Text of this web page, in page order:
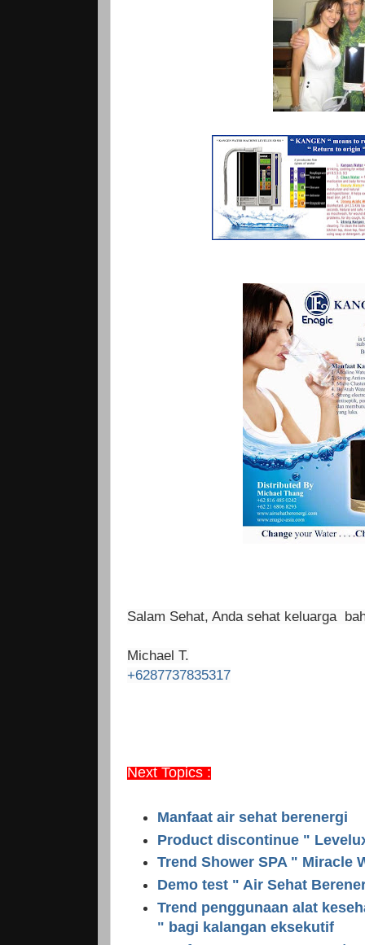
Salam Sehat, Anda sehat keluarga
Michael T.
+6287737835317
Next Topics :
Manfaat air sehat berenergi
Product discontinue "
Trend Shower SPA " Miracle
Demo test " Air Sehat
Trend penggunaan alat
" bagi kalangan eksekutif